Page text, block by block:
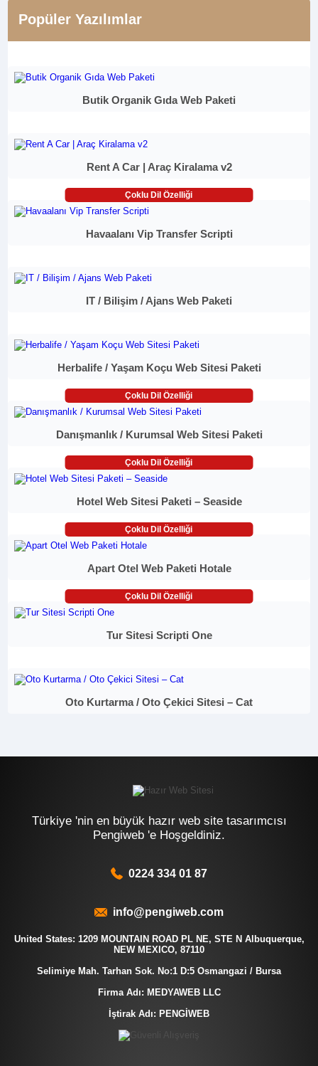
Popüler Yazılımlar
Butik Organik Gıda Web Paketi
Rent A Car | Araç Kiralama v2
Çoklu Dil Özelliği
Havaalanı Vip Transfer Scripti
IT / Bilişim / Ajans Web Paketi
Herbalife / Yaşam Koçu Web Sitesi Paketi
Çoklu Dil Özelliği
Danışmanlık / Kurumsal Web Sitesi Paketi
Çoklu Dil Özelliği
Hotel Web Sitesi Paketi – Seaside
Çoklu Dil Özelliği
Apart Otel Web Paketi Hotale
Çoklu Dil Özelliği
Tur Sitesi Scripti One
Oto Kurtarma / Oto Çekici Sitesi – Cat
Türkiye 'nin en büyük hazır web site tasarımcısı
Pengiweb 'e Hoşgeldiniz.
0224 334 01 87
info@pengiweb.com
United States: 1209 MOUNTAIN ROAD PL NE, STE N Albuquerque,
NEW MEXICO, 87110
Selimiye Mah. Tarhan Sok. No:1 D:5 Osmangazi / Bursa
Firma Adı: MEDYAWEB LLC
İştirak Adı: PENGİWEB